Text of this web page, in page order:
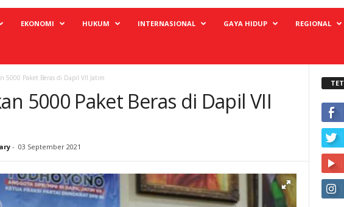
EKONOMI HUKUM INTERNASIONAL GAYA HIDUP REGIONAL
5000 Paket Beras di Dapil VII Jatim
5000 Paket Beras di Dapil VII
- 03 September 2021